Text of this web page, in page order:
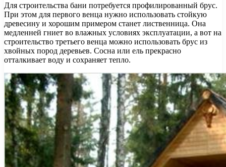
Для строительства бани потребуется профилированный брус.
При этом для первого венца нужно использовать стойкую
древесину и хорошим примером станет лиственница. Она
медленней гниет во влажных условиях эксплуатации, а вот на
строительство третьего венца можно использовать брус из
хвойных пород деревьев. Сосна или ель прекрасно
отталкивает воду и сохраняет тепло.